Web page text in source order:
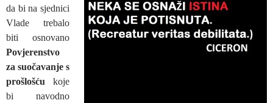
da bi na sjednici
Vlade trebalo
biti osnovano
Povjerenstvo
za suočavanje s
prošlošću koje
bi navodno